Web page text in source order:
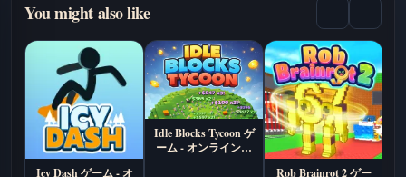
You might also like
Icy Dash ゲーム - オ
Idle Blocks Tycoon ゲ
ーム - オンラインで
Rob Brainrot 2 ゲー